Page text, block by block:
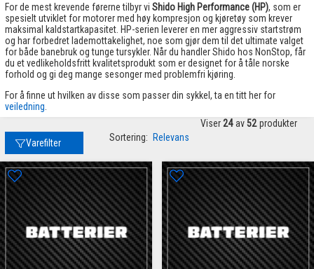
For de mest krevende førerne tilbyr vi Shido High Performance (HP), som er
spesielt utviklet for motorer med høy kompresjon og kjøretøy som krever
maksimal kaldstartkapasitet. HP-serien leverer en mer aggressiv startstrøm
og har forbedret lademottakelighet, noe som gjør dem til det ultimate valget
for både banebruk og tunge tursykler. Når du handler Shido hos NonStop, får
du et vedlikeholdsfritt kvalitetsprodukt som er designet for å tåle norske
forhold og gi deg mange sesonger med problemfri kjøring.
For å finne ut hvilken av disse som passer din sykkel, ta en titt her for
veiledning
Varefilter Sortering: Relevans
Viser 24 av 52 produkter